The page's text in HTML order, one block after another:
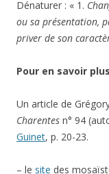
– lesite des
Cette entrée a été
La gare de